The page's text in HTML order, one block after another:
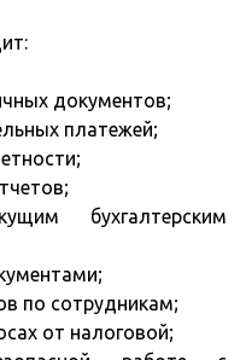
документов;
платежей;
бухгалтерским
по сотрудникам;
от налоговой;